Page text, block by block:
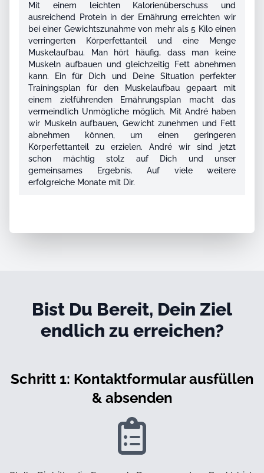
Mit einem leichten Kalorienüberschuss und
ausreichend Protein in der Ernährung erreichten wir
bei einer Gewichtszunahme von mehr als 5 Kilo einen
verringerten Körperfettanteil und eine Menge
Muskelaufbau. Man hört häufig, dass man keine
Muskeln aufbauen und gleichzeitig Fett abnehmen
kann. Ein für Dich und Deine Situation perfekter
Trainingsplan für den Muskelaufbau gepaart mit
einem zielführenden Ernährungsplan macht das
vermeindlich Unmögliche möglich. Mit André haben
wir Muskeln aufbauen, Gewicht zunehmen und Fett
abnehmen können, um einen geringeren
Körperfettanteil zu erzielen. André wir sind jetzt
schon mächtig stolz auf Dich und unser
gemeinsames Ergebnis. Auf viele weitere
erfolgreiche Monate mit Dir.
Bist Du Bereit, Dein Ziel
endlich zu erreichen?
Schritt 1: Kontaktformular ausfüllen
& absenden